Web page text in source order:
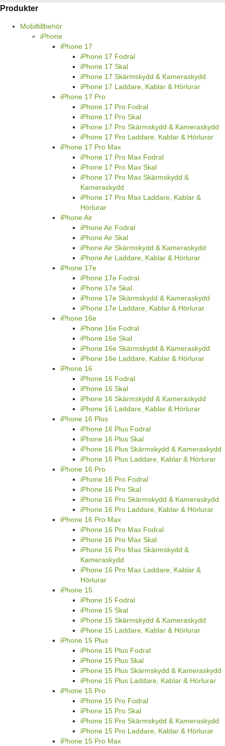
Produkter
Mobiltillbehör
iPhone
iPhone 17
iPhone 17 Fodral
iPhone 17 Skal
iPhone 17 Skärmskydd & Kameraskydd
iPhone 17 Laddare, Kablar & Hörlurar
iPhone 17 Pro
iPhone 17 Pro Fodral
iPhone 17 Pro Skal
iPhone 17 Pro Skärmskydd & Kameraskydd
iPhone 17 Pro Laddare, Kablar & Hörlurar
iPhone 17 Pro Max
iPhone 17 Pro Max Fodral
iPhone 17 Pro Max Skal
iPhone 17 Pro Max Skärmskydd &
Kameraskydd
iPhone 17 Pro Max Laddare, Kablar &
Hörlurar
iPhone Air
iPhone Air Fodral
iPhone Air Skal
iPhone Air Skärmskydd & Kameraskydd
iPhone Air Laddare, Kablar & Hörlurar
iPhone 17e
iPhone 17e Fodral
iPhone 17e Skal
iPhone 17e Skärmskydd & Kameraskydd
iPhone 17e Laddare, Kablar & Hörlurar
iPhone 16e
iPhone 16e Fodral
iPhone 16e Skal
iPhone 16e Skärmskydd & Kameraskydd
iPhone 16e Laddare, Kablar & Hörlurar
iPhone 16
iPhone 16 Fodral
iPhone 16 Skal
iPhone 16 Skärmskydd & Kameraskydd
iPhone 16 Laddare, Kablar & Hörlurar
iPhone 16 Plus
iPhone 16 Plus Fodral
iPhone 16 Plus Skal
iPhone 16 Plus Skärmskydd & Kameraskydd
iPhone 16 Plus Laddare, Kablar & Hörlurar
iPhone 16 Pro
iPhone 16 Pro Fodral
iPhone 16 Pro Skal
iPhone 16 Pro Skärmskydd & Kameraskydd
iPhone 16 Pro Laddare, Kablar & Hörlurar
iPhone 16 Pro Max
iPhone 16 Pro Max Fodral
iPhone 16 Pro Max Skal
iPhone 16 Pro Max Skärmskydd &
Kameraskydd
iPhone 16 Pro Max Laddare, Kablar &
Hörlurar
iPhone 15
iPhone 15 Fodral
iPhone 15 Skal
iPhone 15 Skärmskydd & Kameraskydd
iPhone 15 Laddare, Kablar & Hörlurar
iPhone 15 Plus
iPhone 15 Plus Fodral
iPhone 15 Plus Skal
iPhone 15 Plus Skärmskydd & Kameraskydd
iPhone 15 Plus Laddare, Kablar & Hörlurar
iPhone 15 Pro
iPhone 15 Pro Fodral
iPhone 15 Pro Skal
iPhone 15 Pro Skärmskydd & Kameraskydd
iPhone 15 Pro Laddare, Kablar & Hörlurar
iPhone 15 Pro Max